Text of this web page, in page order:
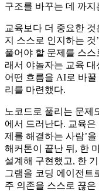
구조를 바꾸는 데 까지
교육보다 더 중요한
지 스스로 인지하는 것
풀어야 할 문제를 스
래서 야놀자는 교육 대
어떤 흐름을 AI로 바
리를 마련했다.
노코드로 풀리는 문제
에서 드러난다. 교육은
제를 해결하는 사람’
해커톤이 끝난 뒤, 한
설계해 구현했고, 한
그램을 코딩 에이전트
주 의존을 스스로 끊